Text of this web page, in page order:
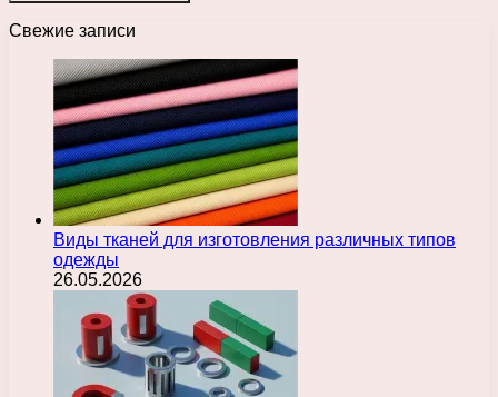
Свежие записи
Виды тканей для изготовления различных типов
одежды
26.05.2026